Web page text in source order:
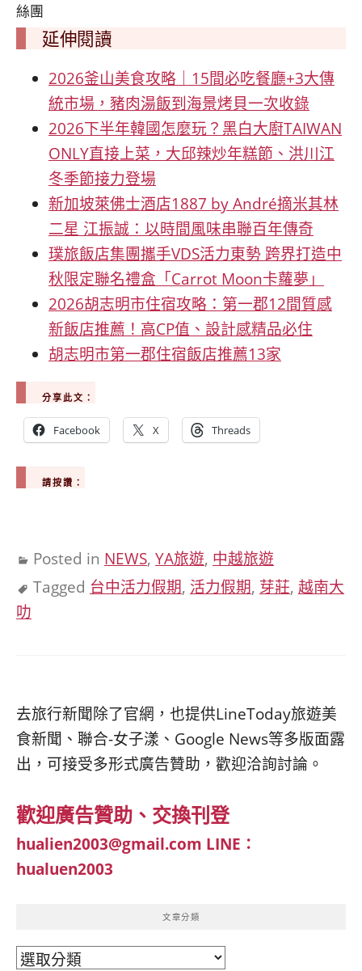
絲團
延伸閱讀
2026釜山美食攻略｜15間必吃餐廳+3大傳
統市場，豬肉湯飯到海景烤貝一次收錄
2026下半年韓國怎麼玩？黑白大廚TAIWAN
ONLY直接上菜，大邱辣炒年糕節、洪川江
冬季節接力登場
新加坡萊佛士酒店1887 by André摘米其林
二星 江振誠：以時間風味串聯百年傳奇
璞旅飯店集團攜手VDS活力東勢 跨界打造中
秋限定聯名禮盒「Carrot Moon卡蘿夢」
2026胡志明市住宿攻略：第一郡12間質感
新飯店推薦！高CP值、設計感精品必住
胡志明市第一郡住宿飯店推薦13家
分享此文：
Facebook X Threads
請按讚：
Posted in NEWS, YA旅遊, 中越旅遊
Tagged 台中活力假期, 活力假期, 芽莊, 越南大
叻
去旅行新聞除了官網，也提供LineToday旅遊美
食新聞、聯合-女子漾、Google News等多版面露
出，可接受多形式廣告贊助，歡迎洽詢討論。
歡迎廣告贊助、交換刊登
hualien2003@gmail.com LINE：
hualuen2003
文章分類
文